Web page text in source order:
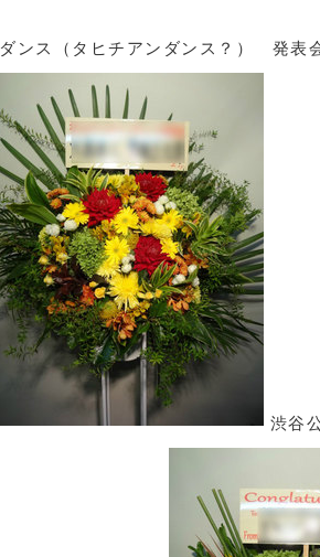
ダンス（タヒチアンダンス？） 発表
渋谷